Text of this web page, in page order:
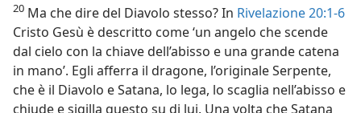
20 Ma che dire del Diavolo stesso? In Rivelazione 20:1-6
Cristo Gesù è descritto come ‘un angelo che scende
dal cielo con la chiave dell’abisso e una grande catena
in mano’. Egli afferra il dragone, l’originale Serpente,
che è il Diavolo e Satana, lo lega, lo scaglia nell’abisso e
chiude e sigilla questo su di lui. Una volta che Satana